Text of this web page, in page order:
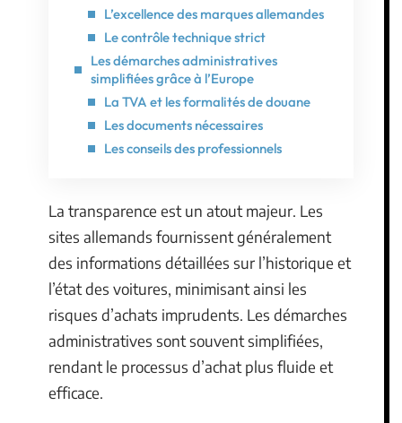
L’excellence des marques allemandes
Le contrôle technique strict
Les démarches administratives
simplifiées grâce à l’Europe
La TVA et les formalités de douane
Les documents nécessaires
Les conseils des professionnels
La transparence est un atout majeur. Les
sites allemands fournissent généralement
des informations détaillées sur l’historique et
l’état des voitures, minimisant ainsi les
risques d’achats imprudents. Les démarches
administratives sont souvent simplifiées,
rendant le processus d’achat plus fluide et
efficace.